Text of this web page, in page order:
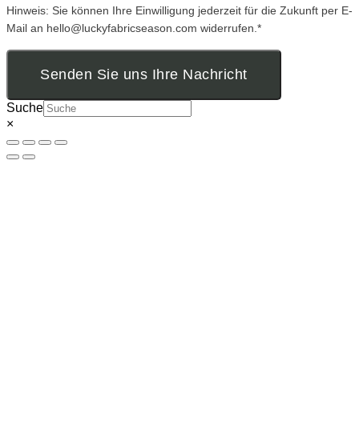
Hinweis: Sie können Ihre Einwilligung jederzeit für die Zukunft per E-
Mail an hello@luckyfabricseason.com widerrufen.*
Senden Sie uns Ihre Nachricht
Suche
×